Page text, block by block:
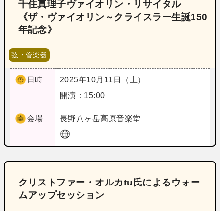
千住真理子ヴァイオリン・リサイタル
《ザ・ヴァイオリン～クライスラー生誕150
年記念》
弦・管楽器
日時
2025年10月11日（土）
開演：15:00
会場 長野 八ヶ岳高原音楽堂
クリストファー・オルカtu氏によるウォー
ムアップセッション